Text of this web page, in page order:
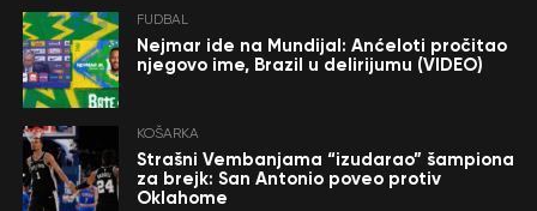
FUDBAL
Nejmar ide na Mundijal: Anćeloti pročitao
njegovo ime, Brazil u delirijumu (VIDEO)
KOŠARKA
Strašni Vembanjama “izudarao” šampiona
za brejk: San Antonio poveo protiv
Oklahome